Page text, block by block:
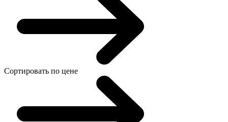
Сортировать по цене